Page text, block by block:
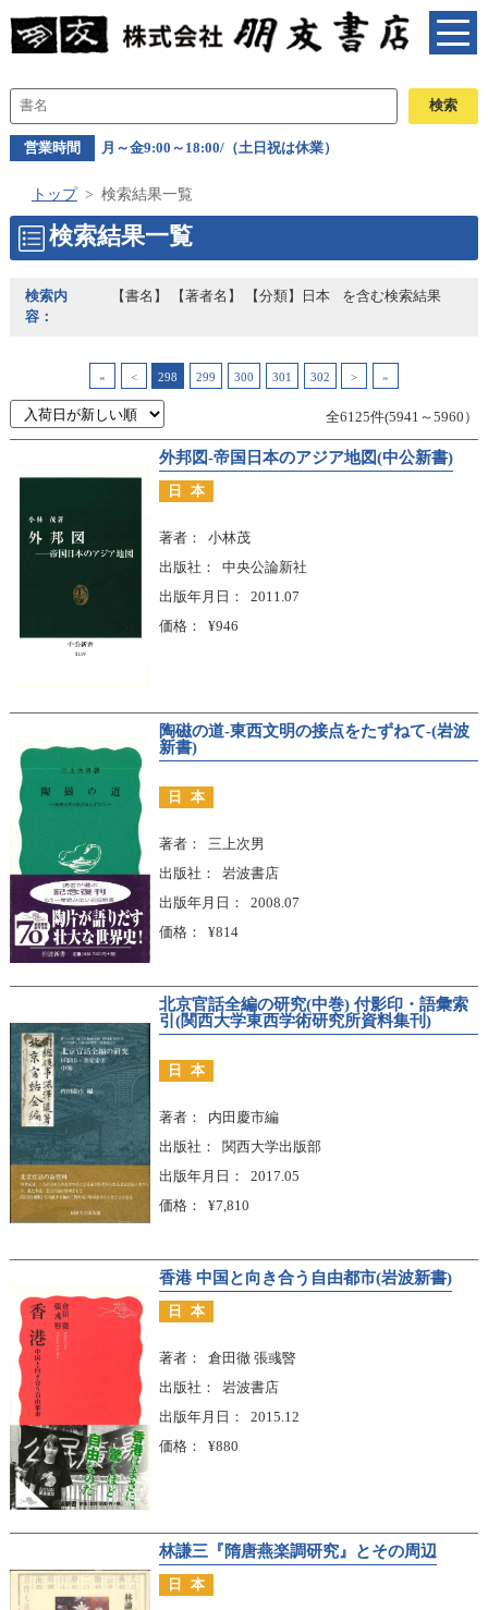
営業時間 月～金9:00～18:00/（土日祝は休業）
トップ 検索結果一覧
検索結果一覧
検索内
容：
【書名】 【著者名】 【分類】日本 を含む検索結果
« < 298 299 300 301 302 > »
全6125件(5941～5960）
外邦図-帝国日本のアジア地図(中公新書)
日本
著者
小林茂
出版社
中央公論新社
出版年月日
2011.07
価格
¥946
陶磁の道-東西文明の接点をたずねて-(岩波
新書)
日本
著者
三上次男
出版社
岩波書店
出版年月日
2008.07
価格
¥814
北京官話全編の研究(中巻) 付影印・語彙索
引(関西大学東西学術研究所資料集刊)
日本
著者
内田慶市編
出版社
関西大学出版部
出版年月日
2017.05
価格
¥7,810
香港 中国と向き合う自由都市(岩波新書)
日本
著者
倉田徹 張彧暋
出版社
岩波書店
出版年月日
2015.12
価格
¥880
林謙三『隋唐燕楽調研究』とその周辺
日本